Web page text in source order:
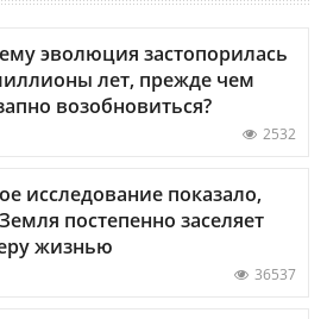
эволюция застопорилась
лет, прежде чем
возобновиться?
2532
исследование показало,
постепенно заселяет
жизнью
36537